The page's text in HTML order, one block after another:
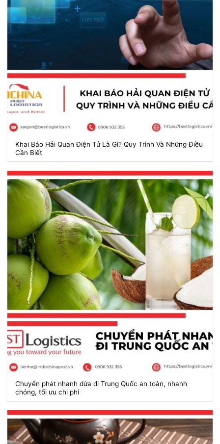
Khai Báo Hải Quan Điện Tử Là Gì? Quy Trình Và Những Điều
Cần Biết
Chuyển phát nhanh dừa đi Trung Quốc an toàn, nhanh
chóng, tối ưu chi phí